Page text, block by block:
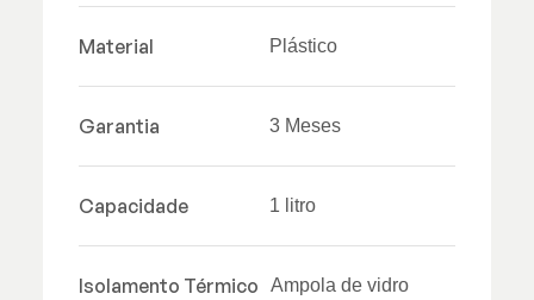
Material Plástico
Garantia 3 Meses
Capacidade 1 litro
Isolamento Térmico Ampola de vidro